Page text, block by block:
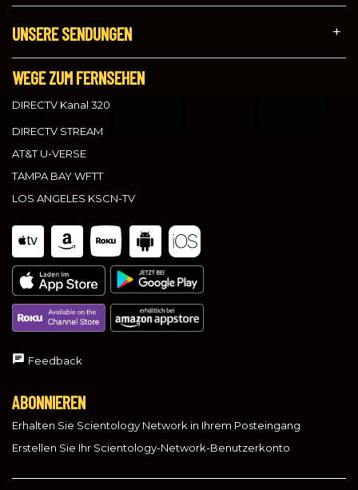
UNSERE SENDUNGEN
WEGE ZUM FERNSEHEN
DIRECTV Kanal 320
DIRECTV STREAM
AT&T U-VERSE
TAMPA BAY WFTT
LOS ANGELES KSCN-TV
Feedback
ABONNIEREN
Erhalten Sie Scientology Network in Ihrem Posteingang
Erstellen Sie Ihr Scientology-Network-Benutzerkonto